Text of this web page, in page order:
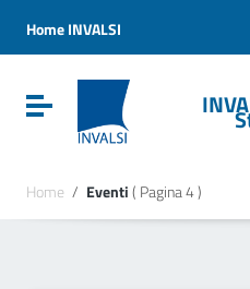
Vai al menu di navigazione
Vai al footer
Home INVALSI
Attiva / disattiva la
Home / Eventi( Pagina 4 )